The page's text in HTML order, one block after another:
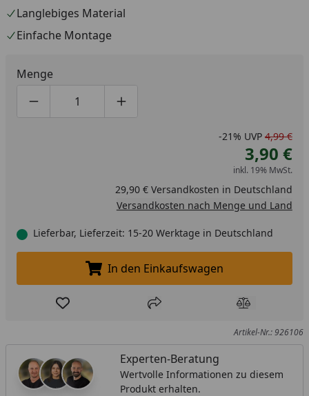
Langlebiges Material
Einfache Montage
Menge
Produktmenge um eins verringern
Produktmenge manuell eingeben
Produktmenge um eins erhöhen
-21% UVP 4,99 €
3,90 €
inkl. 19% MwSt.
29,90 € Versandkosten in Deutschland
Versandkosten nach Menge und Land
Lieferbar, Lieferzeit: 15-20 Werktage in Deutschland
In den Einkaufswagen legen
In den Einkaufswagen
Produkt zur Wunschliste hinzufügen
Teilen Produkt
Artikel-Nr.: 926106
Experten-Beratung
Wertvolle Informationen zu diesem
Produkt erhalten.